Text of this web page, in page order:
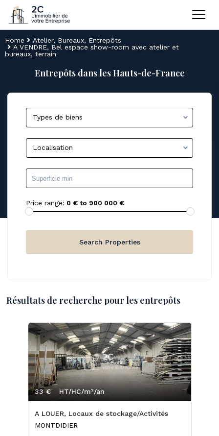
Home Atelier, Bureaux, Entrepôts
A VENDRE, Bel espace show-room avec atelier et
bureaux, terrain
Entrepôts dans les Hauts-de-France
Types de biens
Localisation
Price range: 0 € to 900 000 €
Résultats de recherche pour les entrepôts
A LOUER, Locaux de stockage/Activités
33 € HT/HC/m²/an
MONTDIDIER